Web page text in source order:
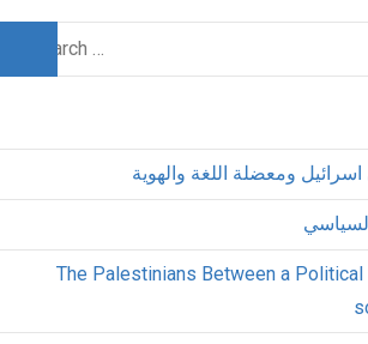
اسرائيل ومعضلة اللغة والهوية
The Palestinians Between a